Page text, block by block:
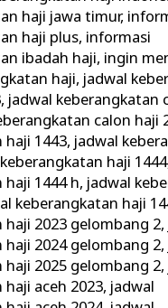
haji jawa timur,
haji plus, informasi
ibadah haji, ingin
haji, jadwal
, jadwal keberangkatan
calon haji
haji 1443, jadwal
haji 1444
haji 1444 h, jadwal
keberangkatan haji
haji 2023 gelombang 2,
haji 2024 gelombang 2,
haji 2025 gelombang 2,
aceh 2023, jadwal